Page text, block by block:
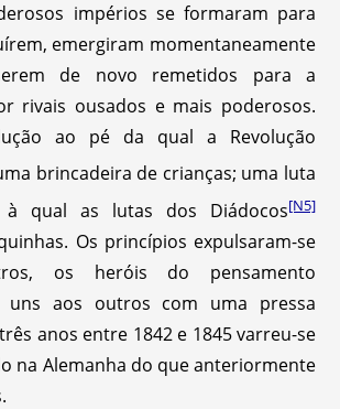
impérios se formaram para
emergiram momentaneamente
de novo remetidos para a
rivais ousados e mais poderosos.
ao pé da qual a Revolução
brincadeira de crianças; uma luta
à qual as lutas dos Diádocos[N5]
Os princípios expulsaram-se
os heróis do pensamento
uns aos outros com uma pressa
anos entre 1842 e 1845 varreu-se
na Alemanha do que anteriormente